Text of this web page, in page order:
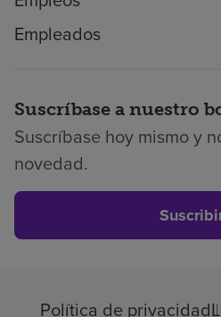
Empleados
Suscríbase a nuestro
Suscríbase hoy mismo y
novedad.
Política de privacidad